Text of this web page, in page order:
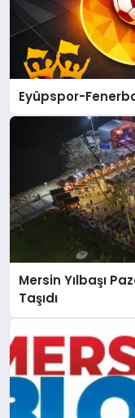
Eyüpspor-
Mersin Yılbaşı
Taşıdı